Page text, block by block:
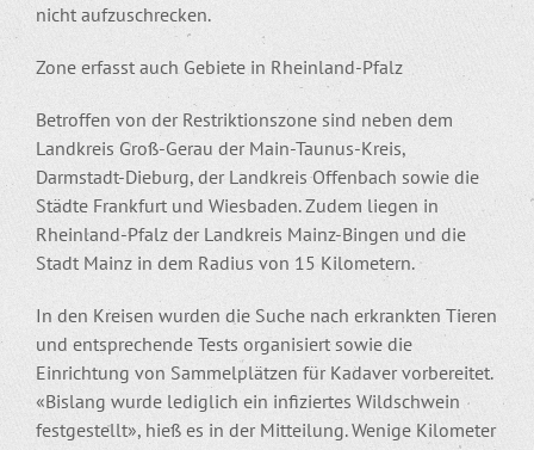
nicht aufzuschrecken.
Zone erfasst auch Gebiete in Rheinland-Pfalz
Betroffen von der Restriktionszone sind neben dem
Landkreis Groß-Gerau der Main-Taunus-Kreis,
Darmstadt-Dieburg, der Landkreis Offenbach sowie die
Städte Frankfurt und Wiesbaden. Zudem liegen in
Rheinland-Pfalz der Landkreis Mainz-Bingen und die
Stadt Mainz in dem Radius von 15 Kilometern.
In den Kreisen wurden die Suche nach erkrankten Tieren
und entsprechende Tests organisiert sowie die
Einrichtung von Sammelplätzen für Kadaver vorbereitet.
«Bislang wurde lediglich ein infiziertes Wildschwein
festgestellt», hieß es in der Mitteilung. Wenige Kilometer